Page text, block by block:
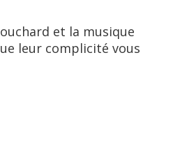
et la musique
leur complicité vous